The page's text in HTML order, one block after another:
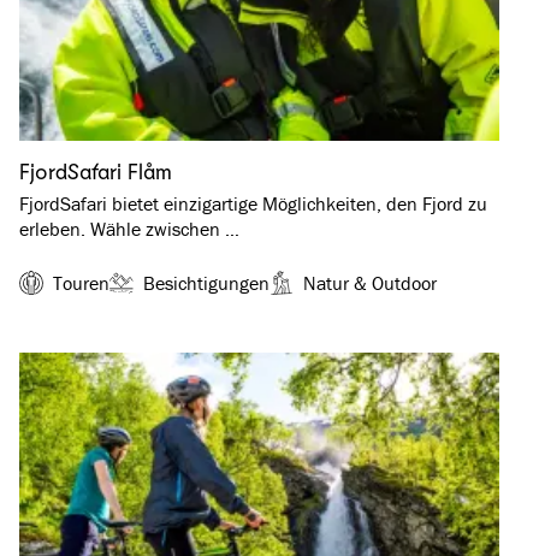
FjordSafari Flåm
FjordSafari bietet einzigartige Möglichkeiten, den Fjord zu
erleben. Wähle zwischen …
Touren Besichtigungen Natur & Outdoor